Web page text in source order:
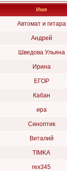
Имя
Автомат и гитара
Андрей
Шведова Ульяна
Ирина
ЕГОР
Кабан
ира
Синоптик
Виталий
TIMKA
rex345